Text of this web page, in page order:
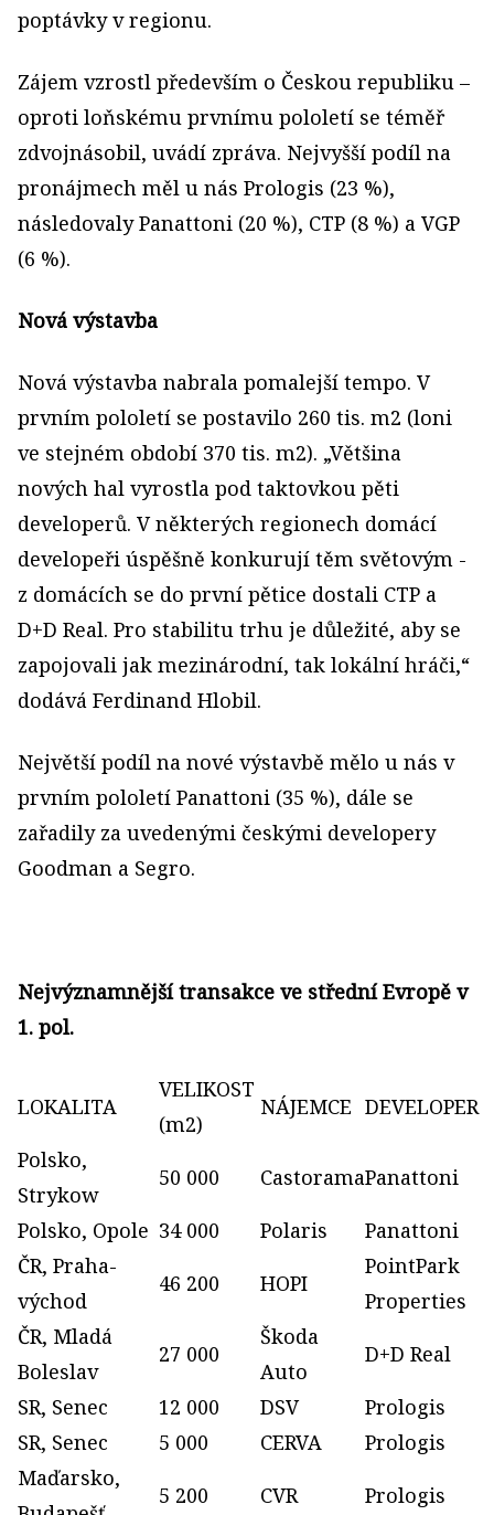
poptávky v regionu.
Zájem vzrostl především o Českou republiku –
oproti loňskému prvnímu pololetí se téměř
zdvojnásobil, uvádí zpráva. Nejvyšší podíl na
pronájmech měl u nás Prologis (23 %),
následovaly Panattoni (20 %), CTP (8 %) a VGP
(6 %).
Nová výstavba
Nová výstavba nabrala pomalejší tempo. V
prvním pololetí se postavilo 260 tis. m2 (loni
ve stejném období 370 tis. m2). „Většina
nových hal vyrostla pod taktovkou pěti
developerů. V některých regionech domácí
developeři úspěšně konkurují těm světovým -
z domácích se do první pětice dostali CTP a
D+D Real. Pro stabilitu trhu je důležité, aby se
zapojovali jak mezinárodní, tak lokální hráči,“
dodává Ferdinand Hlobil.
Největší podíl na nové výstavbě mělo u nás v
prvním pololetí Panattoni (35 %), dále se
zařadily za uvedenými českými developery
Goodman a Segro.
Nejvýznamnější transakce ve střední Evropě v
1. pol.
LOKALITA
VELIKOST
(m2)
NÁJEMCE DEVELOPER
Polsko,
Strykow
50 000 CastoramaPanattoni
Polsko, Opole 34 000 Polaris
Panattoni
ČR, Praha-
východ
46 200 HOPI
PointPark
Properties
ČR, Mladá
Boleslav
27 000
Škoda
Auto
D+D Real
SR, Senec
12 000 DSV
Prologis
SR, Senec
5 000 CERVA
Prologis
Maďarsko,
5 200 CVR Prologis